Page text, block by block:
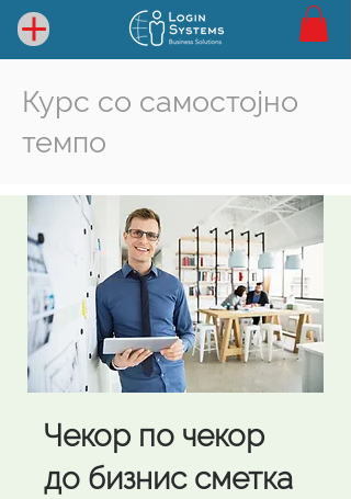
Курс со самостојно
темпо
Чекор по чекор
до бизнис сметка